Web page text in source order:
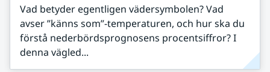
Vad betyder egentligen vädersymbolen? Vad
avser ”känns som”-temperaturen, och hur ska du
förstå nederbördsprognosens procentsiffror? I
denna vägled...